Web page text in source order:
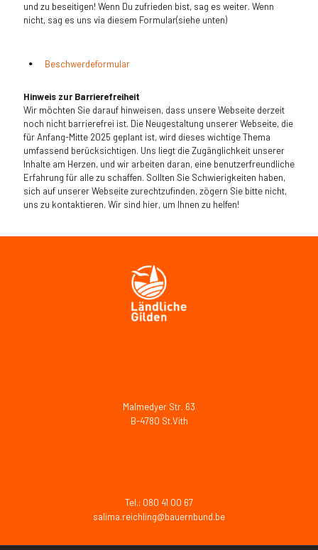
und zu beseitigen! Wenn Du zufrieden bist, sag es weiter. Wenn
nicht, sag es uns via diesem Formular(siehe unten)
Beschwerdeformular
Hinweis zur Barrierefreiheit
Wir möchten Sie darauf hinweisen, dass unsere Webseite derzeit
noch nicht barrierefrei ist. Die Neugestaltung unserer Webseite, die
für Anfang-Mitte 2025 geplant ist, wird dieses wichtige Thema
umfassend berücksichtigen. Uns liegt die Zugänglichkeit unserer
Inhalte am Herzen, und wir arbeiten daran, eine benutzerfreundliche
Erfahrung für alle zu schaffen. Sollten Sie Schwierigkeiten haben,
sich auf unserer Webseite zurechtzufinden, zögern Sie bitte nicht,
uns zu kontaktieren. Wir sind hier, um Ihnen zu helfen!
Malmedyer Str. 63
B-4780 St.Vith
Tel.: 080 41 00 67
salima.reichling@bauernbund.be